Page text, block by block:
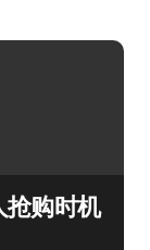
抢购时机